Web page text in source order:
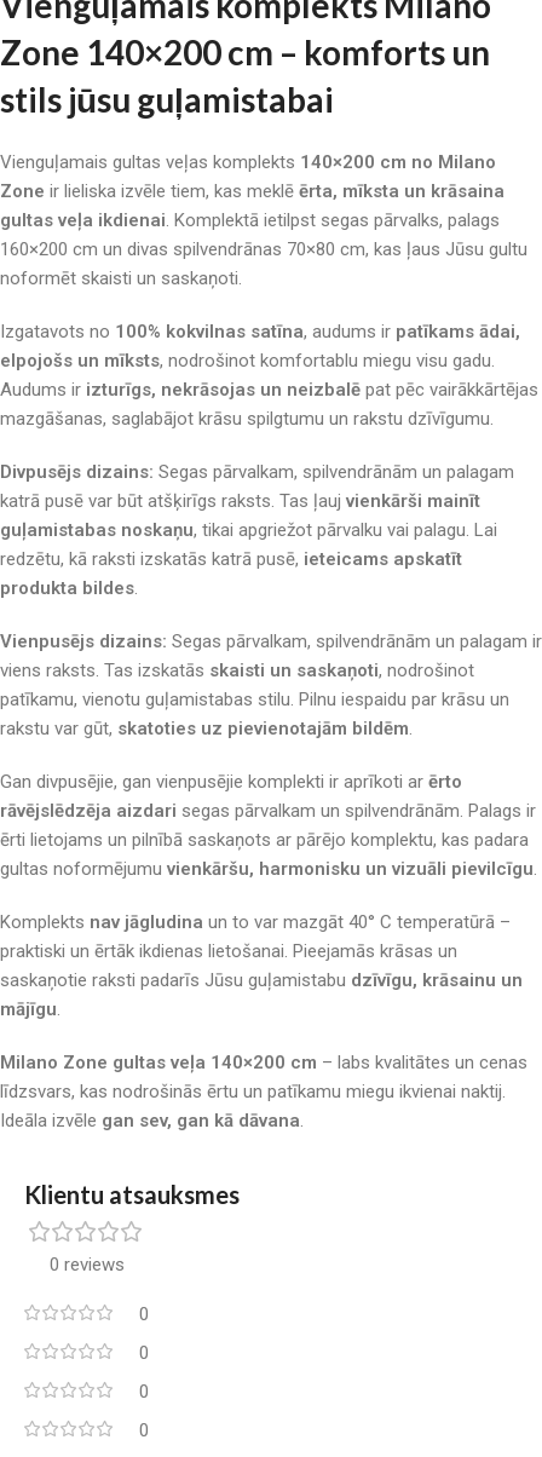
Zone 140×200 cm – komforts un
stils jūsu guļamistabai
Vienguļamais gultas veļas komplekts 140×200 cm no Milano
Zone ir lieliska izvēle tiem, kas meklē ērta, mīksta un krāsaina
gultas veļa ikdienai. Komplektā ietilpst segas pārvalks, palags
160×200 cm un divas spilvendrānas 70×80 cm, kas ļaus Jūsu gultu
noformēt skaisti un saskaņoti.
Izgatavots no 100% kokvilnas satīna, audums ir patīkams ādai,
elpojošs un mīksts, nodrošinot komfortablu miegu visu gadu.
Audums ir izturīgs, nekrāsojas un neizbalē pat pēc vairākkārtējas
mazgāšanas, saglabājot krāsu spilgtumu un rakstu dzīvīgumu.
Divpusējs dizains: Segas pārvalkam, spilvendrānām un palagam
katrā pusē var būt atšķirīgs raksts. Tas ļauj vienkārši mainīt
guļamistabas noskaņu, tikai apgriežot pārvalku vai palagu. Lai
redzētu, kā raksti izskatās katrā pusē, ieteicams apskatīt
produkta bildes.
Vienpusējs dizains: Segas pārvalkam, spilvendrānām un palagam ir
viens raksts. Tas izskatās skaisti un saskaņoti, nodrošinot
patīkamu, vienotu guļamistabas stilu. Pilnu iespaidu par krāsu un
rakstu var gūt, skatoties uz pievienotajām bildēm.
Gan divpusējie, gan vienpusējie komplekti ir aprīkoti ar ērto
rāvējslēdzēja aizdari segas pārvalkam un spilvendrānām. Palags ir
ērti lietojams un pilnībā saskaņots ar pārējo komplektu, kas padara
gultas noformējumu vienkāršu, harmonisku un vizuāli pievilcīgu.
Komplekts nav jāgludina un to var mazgāt 40° C temperatūrā –
praktiski un ērtāk ikdienas lietošanai. Pieejamās krāsas un
saskaņotie raksti padarīs Jūsu guļamistabu dzīvīgu, krāsainu un
mājīgu.
Milano Zone gultas veļa 140×200 cm – labs kvalitātes un cenas
līdzsvars, kas nodrošinās ērtu un patīkamu miegu ikvienai naktij.
Ideāla izvēle gan sev, gan kā dāvana.
Klientu atsauksmes
0 reviews
0
0
0
0